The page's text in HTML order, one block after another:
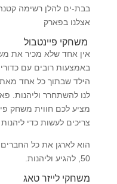
בבת-ים להלן רשימה
אצלנו בפארק
משחקי פיינטבול
אין אחד שלא מכיר את
באמצעות רובים עם
הילד שבתוך כל אחד
לנו להשתחרר וליהנות.
מציע לכם חווית משחק
צריכים לעשות כדי
50, להגיע וליהנות.
משחקי לייזר טאג